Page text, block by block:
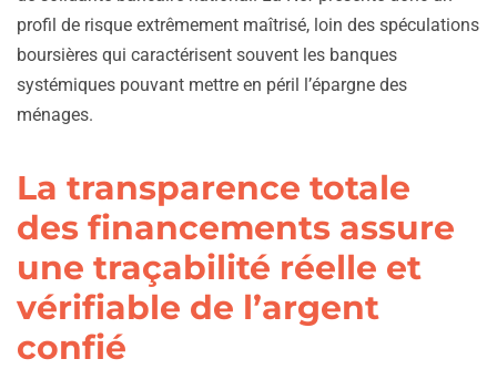
profil de risque extrêmement maîtrisé, loin des spéculations
boursières qui caractérisent souvent les banques
systémiques pouvant mettre en péril l’épargne des
ménages.
La transparence totale
des financements assure
une traçabilité réelle et
vérifiable de l’argent
confié